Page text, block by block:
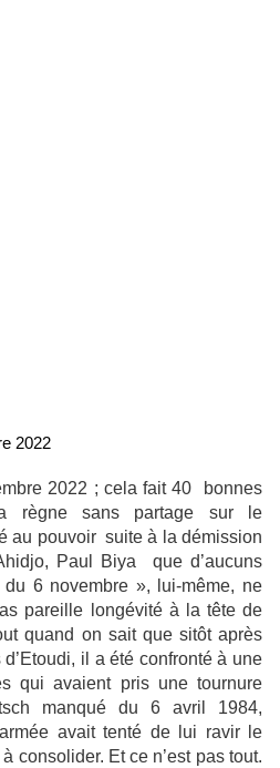
2022
2022 ; cela fait 40 bonnes
règne sans partage sur le
au pouvoir suite à la démission
Paul Biya que d’aucuns
6 novembre », lui-même, ne
pareille longévité à la tête de
quand on sait que sitôt après
il a été confronté à une
qui avaient pris une tournure
manqué du 6 avril 1984,
avait tenté de lui ravir le
consolider. Et ce n’est pas tout.